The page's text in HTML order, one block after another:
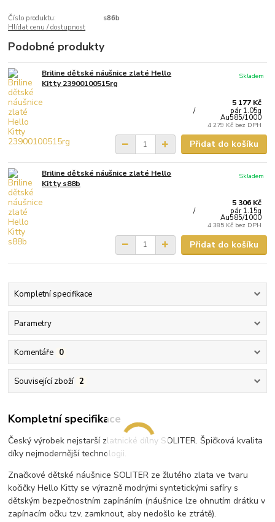
Číslo produktu:
s86b
Hlídat cenu / dostupnost
Podobné produkty
Briline dětské náušnice zlaté Hello
Kitty 23900100515rg
5 177 Kč
/ pár 1.05g
Au585/1000
4 279 Kč bez DPH
Skladem
Přidat do košíku
Briline dětské náušnice zlaté Hello
Kitty s88b
5 306 Kč
/ pár 1.15g
Au585/1000
4 385 Kč bez DPH
Skladem
Přidat do košíku
Kompletní specifikace
Parametry
Komentáře 0
Související zboží 2
Kompletní specifikace
Český výrobek nejstarší zlatnické dílny SOLITER. Špičková kvalita
díky nejmodernější technologii.
Značkové dětské náušnice SOLITER ze žlutého zlata ve tvaru
kočičky Hello Kitty se výrazně modrými syntetickými safíry s
dětským bezpečnostním zapínáním (náušnice lze ohnutím drátku v
zapínacím očku tzv. zamknout, aby nedošlo ke ztrátě).